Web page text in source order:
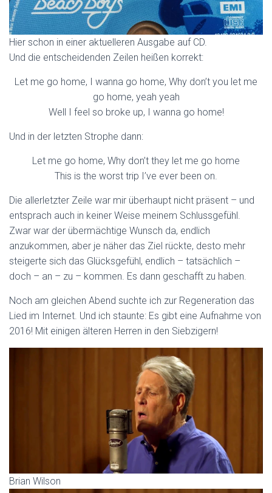
Hier schon in einer aktuelleren Ausgabe auf CD.
Und die entscheidenden Zeilen heißen korrekt:
Let me go home, I wanna go home, Why don’t you let me
go home, yeah yeah
Well I feel so broke up, I wanna go home!
Und in der letzten Strophe dann:
Let me go home, Why don’t they let me go home
This is the worst trip I’ve ever been on.
Die allerletzter Zeile war mir überhaupt nicht präsent – und
entsprach auch in keiner Weise meinem Schlussgefühl.
Zwar war der übermächtige Wunsch da, endlich
anzukommen, aber je näher das Ziel rückte, desto mehr
steigerte sich das Glücksgefühl, endlich – tatsächlich –
doch – an – zu – kommen. Es dann geschafft zu haben.
Noch am gleichen Abend suchte ich zur Regeneration das
Lied im Internet. Und ich staunte: Es gibt eine Aufnahme von
2016! Mit einigen älteren Herren in den Siebzigern!
Brian Wilson